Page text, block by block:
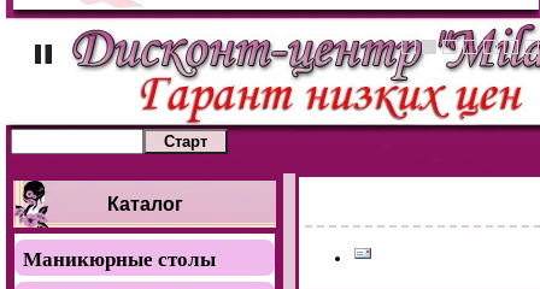
Каталог
Маникюрные столы